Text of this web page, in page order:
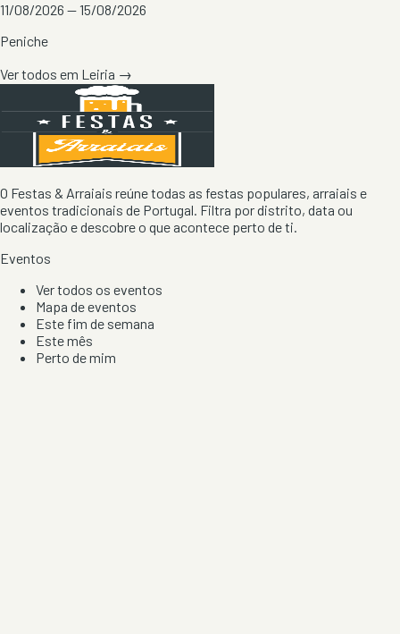
11/08/2026 — 15/08/2026
Peniche
Ver todos em Leiria →
O Festas & Arraiais reúne todas as festas populares, arraiais e
eventos tradicionais de Portugal. Filtra por distrito, data ou
localização e descobre o que acontece perto de ti.
Eventos
Ver todos os eventos
Mapa de eventos
Este fim de semana
Este mês
Perto de mim